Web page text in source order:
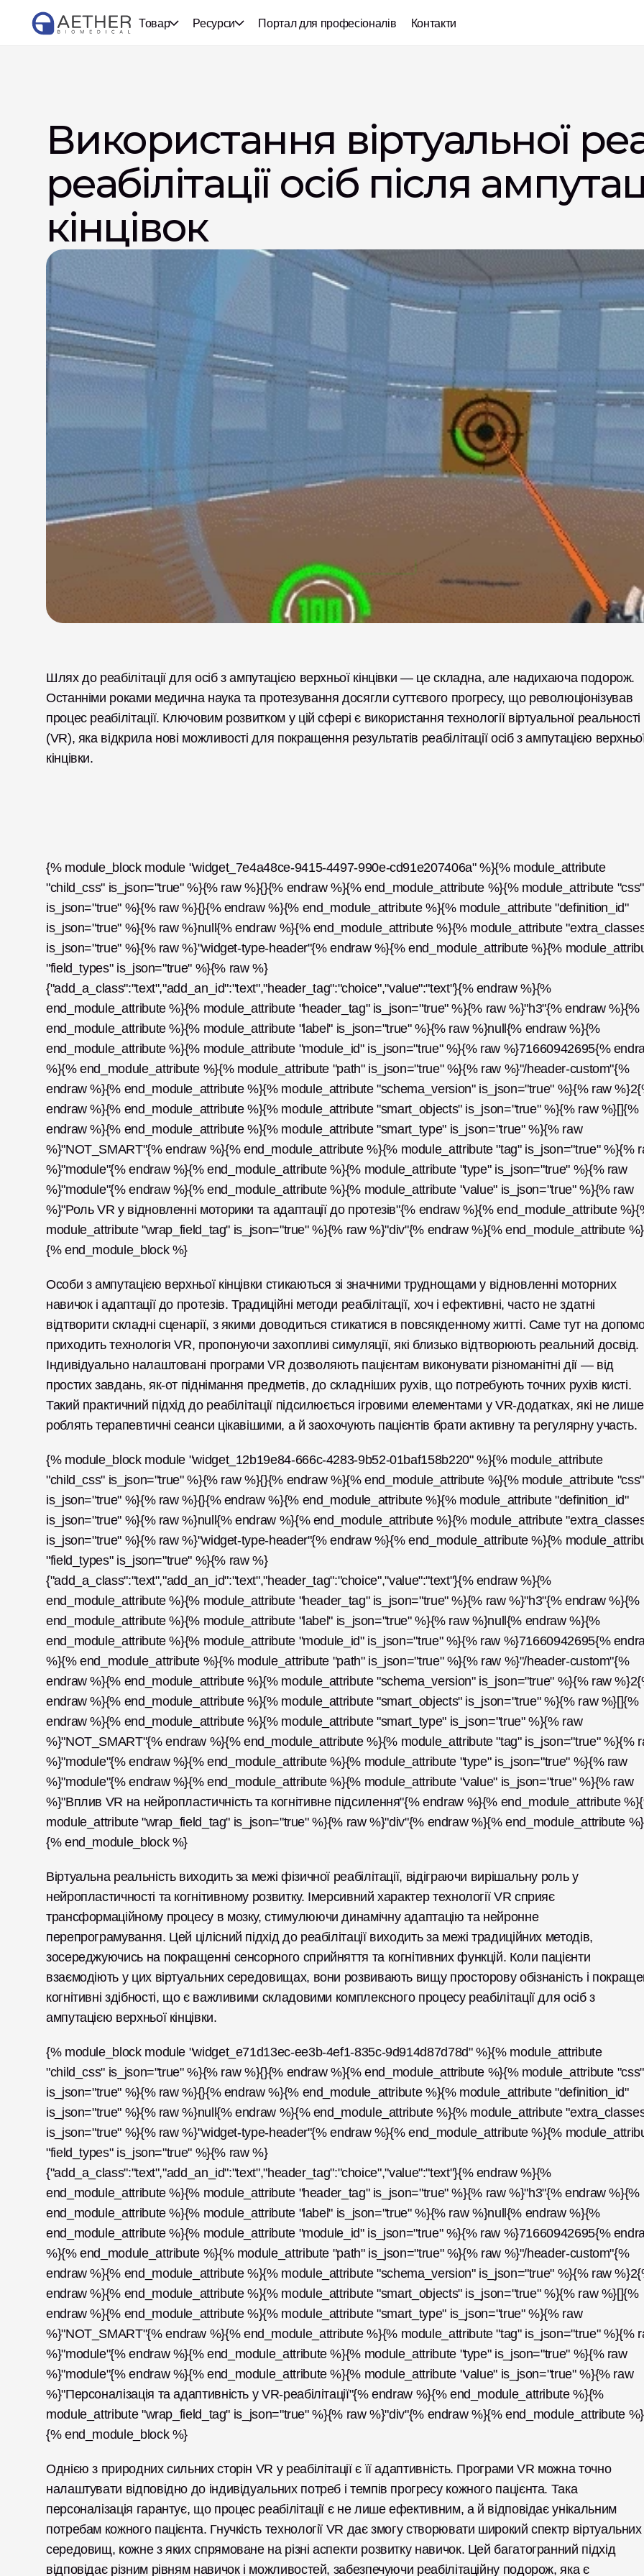
Товар Ресурси Портал для професіоналів Контакти
Використання віртуальної
реабілітації осіб після
кінцівок
Шлях до реабілітації для осіб з ампутацією верхньої кінцівки — це складна, але надихаюча подорож.
Останніми роками медична наука та протезування досягли суттєвого прогресу, що революціонізував
процес реабілітації. Ключовим розвитком у цій сфері є використання технології віртуальної реальності
(VR), яка відкрила нові можливості для покращення результатів реабілітації осіб з ампутацією
кінцівки.
{% module_block module "widget_7e4a48ce-9415-4497-990e-cd91e207406a" %}{% module_attribute
"child_css" is_json="true" %}{% raw %}{}{% endraw %}{% end_module_attribute %}{% module_attribute "css"
is_json="true" %}{% raw %}{}{% endraw %}{% end_module_attribute %}{% module_attribute "definition_id"
is_json="true" %}{% raw %}null{% endraw %}{% end_module_attribute %}{% module_attribute
is_json="true" %}{% raw %}"widget-type-header"{% endraw %}{% end_module_attribute %}{%
"field_types" is_json="true" %}{% raw %}
{"add_a_class":"text","add_an_id":"text","header_tag":"choice","value":"text"}{% endraw %}{%
end_module_attribute %}{% module_attribute "header_tag" is_json="true" %}{% raw %}"h3"{% endraw %}{%
end_module_attribute %}{% module_attribute "label" is_json="true" %}{% raw %}null{% endraw %}{%
end_module_attribute %}{% module_attribute "module_id" is_json="true" %}{% raw %}71660942695{%
%}{% end_module_attribute %}{% module_attribute "path" is_json="true" %}{% raw %}"/header-custom"{%
endraw %}{% end_module_attribute %}{% module_attribute "schema_version" is_json="true" %}{% raw
endraw %}{% end_module_attribute %}{% module_attribute "smart_objects" is_json="true" %}{% raw %}[]{%
endraw %}{% end_module_attribute %}{% module_attribute "smart_type" is_json="true" %}{% raw
%}"NOT_SMART"{% endraw %}{% end_module_attribute %}{% module_attribute "tag" is_json="true" %}{%
%}"module"{% endraw %}{% end_module_attribute %}{% module_attribute "type" is_json="true" %}{% raw
%}"module"{% endraw %}{% end_module_attribute %}{% module_attribute "value" is_json="true" %}{% raw
%}"Роль VR у відновленні моторики та адаптації до протезів"{% endraw %}{% end_module_attribute
module_attribute "wrap_field_tag" is_json="true" %}{% raw %}"div"{% endraw %}{% end_module_attribute %}
{% end_module_block %}
Особи з ампутацією верхньої кінцівки стикаються зі значними труднощами у відновленні моторних
навичок і адаптації до протезів. Традиційні методи реабілітації, хоч і ефективні, часто не здатні
відтворити складні сценарії, з якими доводиться стикатися в повсякденному житті. Саме тут на
приходить технологія VR, пропонуючи захопливі симуляції, які близько відтворюють реальний досвід.
Індивідуально налаштовані програми VR дозволяють пацієнтам виконувати різноманітні дії — від
простих завдань, як-от піднімання предметів, до складніших рухів, що потребують точних рухів кисті.
Такий практичний підхід до реабілітації підсилюється ігровими елементами у VR-додатках, які не лише
роблять терапевтичні сеанси цікавішими, а й заохочують пацієнтів брати активну та регулярну участь.
{% module_block module "widget_12b19e84-666c-4283-9b52-01baf158b220" %}{% module_attribute
"child_css" is_json="true" %}{% raw %}{}{% endraw %}{% end_module_attribute %}{% module_attribute "css"
is_json="true" %}{% raw %}{}{% endraw %}{% end_module_attribute %}{% module_attribute "definition_id"
is_json="true" %}{% raw %}null{% endraw %}{% end_module_attribute %}{% module_attribute
is_json="true" %}{% raw %}"widget-type-header"{% endraw %}{% end_module_attribute %}{%
"field_types" is_json="true" %}{% raw %}
{"add_a_class":"text","add_an_id":"text","header_tag":"choice","value":"text"}{% endraw %}{%
end_module_attribute %}{% module_attribute "header_tag" is_json="true" %}{% raw %}"h3"{% endraw %}{%
end_module_attribute %}{% module_attribute "label" is_json="true" %}{% raw %}null{% endraw %}{%
end_module_attribute %}{% module_attribute "module_id" is_json="true" %}{% raw %}71660942695{%
%}{% end_module_attribute %}{% module_attribute "path" is_json="true" %}{% raw %}"/header-custom"{%
endraw %}{% end_module_attribute %}{% module_attribute "schema_version" is_json="true" %}{% raw
endraw %}{% end_module_attribute %}{% module_attribute "smart_objects" is_json="true" %}{% raw %}[]{%
endraw %}{% end_module_attribute %}{% module_attribute "smart_type" is_json="true" %}{% raw
%}"NOT_SMART"{% endraw %}{% end_module_attribute %}{% module_attribute "tag" is_json="true" %}{%
%}"module"{% endraw %}{% end_module_attribute %}{% module_attribute "type" is_json="true" %}{% raw
%}"module"{% endraw %}{% end_module_attribute %}{% module_attribute "value" is_json="true" %}{% raw
%}"Вплив VR на нейропластичність та когнітивне підсилення"{% endraw %}{% end_module_attribute
module_attribute "wrap_field_tag" is_json="true" %}{% raw %}"div"{% endraw %}{% end_module_attribute %}
{% end_module_block %}
Віртуальна реальність виходить за межі фізичної реабілітації, відіграючи вирішальну роль у
нейропластичності та когнітивному розвитку. Імерсивний характер технології VR сприяє
трансформаційному процесу в мозку, стимулюючи динамічну адаптацію та нейронне
перепрограмування. Цей цілісний підхід до реабілітації виходить за межі традиційних методів,
зосереджуючись на покращенні сенсорного сприйняття та когнітивних функцій. Коли пацієнти
взаємодіють у цих віртуальних середовищах, вони розвивають вищу просторову обізнаність і
когнітивні здібності, що є важливими складовими комплексного процесу реабілітації для осіб з
ампутацією верхньої кінцівки.
{% module_block module "widget_e71d13ec-ee3b-4ef1-835c-9d914d87d78d" %}{% module_attribute
"child_css" is_json="true" %}{% raw %}{}{% endraw %}{% end_module_attribute %}{% module_attribute "css"
is_json="true" %}{% raw %}{}{% endraw %}{% end_module_attribute %}{% module_attribute "definition_id"
is_json="true" %}{% raw %}null{% endraw %}{% end_module_attribute %}{% module_attribute
is_json="true" %}{% raw %}"widget-type-header"{% endraw %}{% end_module_attribute %}{%
"field_types" is_json="true" %}{% raw %}
{"add_a_class":"text","add_an_id":"text","header_tag":"choice","value":"text"}{% endraw %}{%
end_module_attribute %}{% module_attribute "header_tag" is_json="true" %}{% raw %}"h3"{% endraw %}{%
end_module_attribute %}{% module_attribute "label" is_json="true" %}{% raw %}null{% endraw %}{%
end_module_attribute %}{% module_attribute "module_id" is_json="true" %}{% raw %}71660942695{%
%}{% end_module_attribute %}{% module_attribute "path" is_json="true" %}{% raw %}"/header-custom"{%
endraw %}{% end_module_attribute %}{% module_attribute "schema_version" is_json="true" %}{% raw
endraw %}{% end_module_attribute %}{% module_attribute "smart_objects" is_json="true" %}{% raw %}[]{%
endraw %}{% end_module_attribute %}{% module_attribute "smart_type" is_json="true" %}{% raw
%}"NOT_SMART"{% endraw %}{% end_module_attribute %}{% module_attribute "tag" is_json="true" %}{%
%}"module"{% endraw %}{% end_module_attribute %}{% module_attribute "type" is_json="true" %}{% raw
%}"module"{% endraw %}{% end_module_attribute %}{% module_attribute "value" is_json="true" %}{% raw
%}"Персоналізація та адаптивність у VR-реабілітації"{% endraw %}{% end_module_attribute %}{%
module_attribute "wrap_field_tag" is_json="true" %}{% raw %}"div"{% endraw %}{% end_module_attribute %}
{% end_module_block %}
Однією з природних сильних сторін VR у реабілітації є її адаптивність. Програми VR можна точно
налаштувати відповідно до індивідуальних потреб і темпів прогресу кожного пацієнта. Така
персоналізація гарантує, що процес реабілітації є не лише ефективним, а й відповідає унікальним
потребам кожного пацієнта. Гнучкість технології VR дає змогу створювати широкий спектр віртуальних
середовищ, кожне з яких спрямоване на різні аспекти розвитку навичок. Цей багатогранний підхід
відповідає різним рівням навичок і можливостей, забезпечуючи реабілітаційну подорож, яка є